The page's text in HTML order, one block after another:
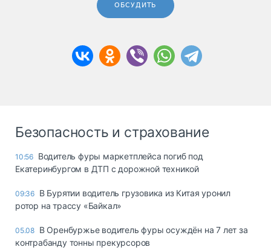
ОБСУДИТЬ
Безопасность и страхование
10:56 Водитель фуры маркетплейса погиб под
Екатеринбургом в ДТП с дорожной техникой
09:36 В Бурятии водитель грузовика из Китая уронил
ротор на трассу «Байкал»
05.08 В Оренбуржье водитель фуры осуждён на 7 лет за
контрабанду тонны прекурсоров